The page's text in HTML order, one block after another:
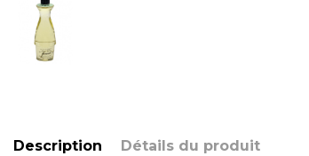
Description Détails du produit